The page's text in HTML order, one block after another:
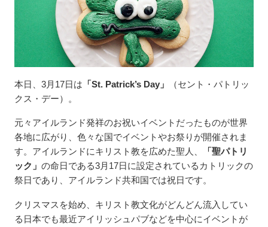
本日、3月17日は 「St. Patrick’s Day」
（セント・パトリッ
クス・デー）。
元々アイルランド発祥のお祝いイベントだったものが世界
各地に広がり、色々な国でイベントやお祭りが開催されま
す。アイルランドにキリスト教を広めた聖人、
「聖パトリ
ック」 の命日である3月17日に設定されているカトリックの
祭日であり、アイルランド共和国では祝日です。
クリスマスを始め、キリスト教文化がどんどん流入してい
る日本でも最近アイリッシュパブなどを中心にイベントが